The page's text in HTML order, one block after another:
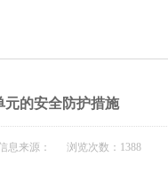
元的安全防护措施
息来源： 浏览次数：1388